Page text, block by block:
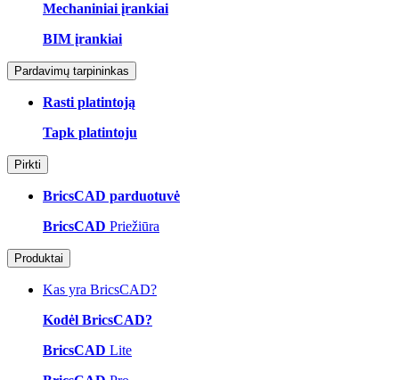
Mechaniniai įrankiai
BIM įrankiai
Pardavimų tarpininkas
Rasti platintoją
Tapk platintoju
Pirkti
BricsCAD parduotuvė
BricsCAD Priežiūra
Produktai
Kas yra BricsCAD?
Kodėl BricsCAD?
BricsCAD Lite